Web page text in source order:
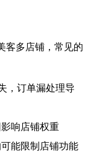
客多店铺，常见的
，订单漏处理导
响店铺权重
能限制店铺功能